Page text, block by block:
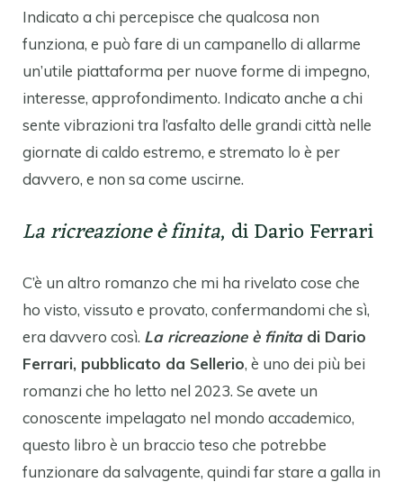
Indicato a chi percepisce che qualcosa non
funziona, e può fare di un campanello di allarme
un’utile piattaforma per nuove forme di impegno,
interesse, approfondimento. Indicato anche a chi
sente vibrazioni tra l’asfalto delle grandi città nelle
giornate di caldo estremo, e stremato lo è per
davvero, e non sa come uscirne.
La ricreazione è finita, di Dario Ferrari
C’è un altro romanzo che mi ha rivelato cose che
ho visto, vissuto e provato, confermandomi che sì,
era davvero così. La ricreazione è finita di Dario
Ferrari, pubblicato da Sellerio, è uno dei più bei
romanzi che ho letto nel 2023. Se avete un
conoscente impelagato nel mondo accademico,
questo libro è un braccio teso che potrebbe
funzionare da salvagente, quindi far stare a galla in